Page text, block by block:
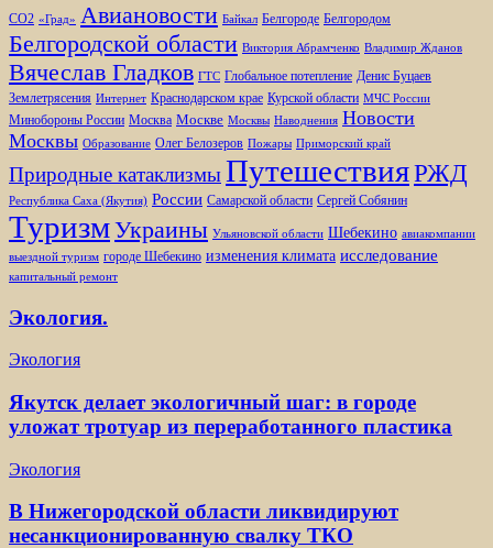
CO2 «Град» Авиановости Байкал Белгороде Белгородом
Белгородской области Виктория Абрамченко Владимир Жданов
Вячеслав Гладков ГТС Глобальное потепление Денис Буцаев
Землетрясения Интернет Краснодарском крае Курской области МЧС России
Минобороны России Москва Москве Москвы Наводнения Новости
Москвы Образование Олег Белозеров Пожары Приморский край
Природные катаклизмыПутешествияРЖД
Республика Саха (Якутия) России Самарской области Сергей Собянин
ТуризмУкраины Ульяновской области Шебекино авиакомпании
выездной туризм городе Шебекино изменения климата исследование
капитальный ремонт
Экология.
Экология
Якутск делает экологичный шаг: в городе
уложат тротуар из переработанного пластика
Экология
В Нижегородской области ликвидируют
несанкционированную свалку ТКО